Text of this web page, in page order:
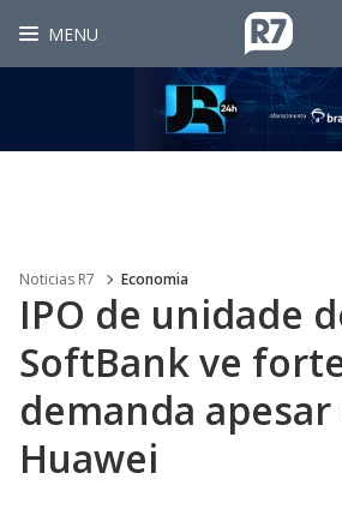
MENU
Noticias R7 Economia
IPO de unidade
SoftBank ve
demanda apesar
Huawei